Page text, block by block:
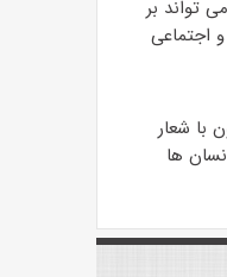
تواند بر
با شعار
ها